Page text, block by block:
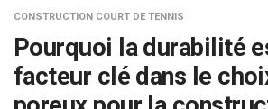
CONSTRUCTION COURT DE TENNIS
Pourquoi la durabilité
facteur clé dans le